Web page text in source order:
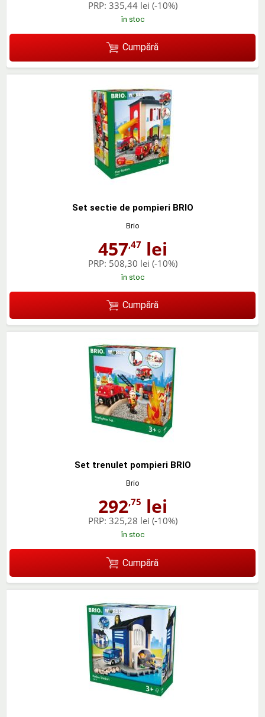
PRP: 335,44 lei (-10%)
în stoc
Cumpără
Set sectie de pompieri BRIO
Brio
457,47lei
PRP: 508,30 lei (-10%)
în stoc
Cumpără
Set trenulet pompieri BRIO
Brio
292,75 lei
PRP: 325,28 lei (-10%)
în stoc
Cumpără